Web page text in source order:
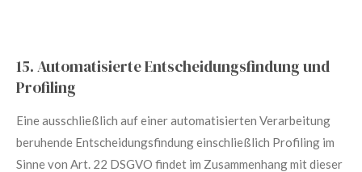
15. Automatisierte Entscheidungsfindung und
Profiling
Eine ausschließlich auf einer automatisierten Verarbeitung
beruhende Entscheidungsfindung einschließlich Profiling im
Sinne von Art. 22 DSGVO findet im Zusammenhang mit dieser